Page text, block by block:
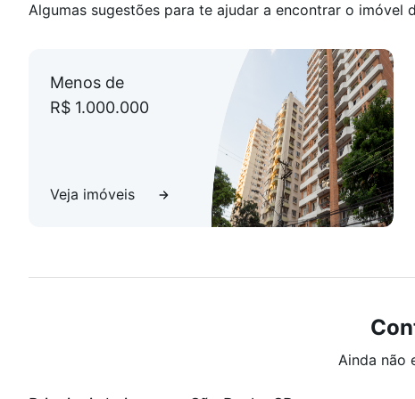
Algumas sugestões para te ajudar a encontrar o imóvel
Menos de
R$ 1.000.000
Veja imóveis
Ainda não